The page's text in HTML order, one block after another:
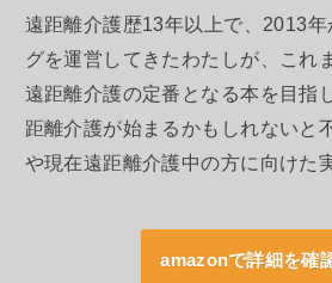
遠距離介護歴13年以上で、2013年
グを運営してきたわたしが、これ
遠距離介護の定番となる本を目指
距離介護が始まるかもしれないと
や現在遠距離介護中の方に向けた
amazonで詳細を確